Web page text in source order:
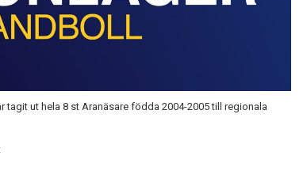
tagit ut hela 8 st Aranäsare födda 2004-2005 till regionala